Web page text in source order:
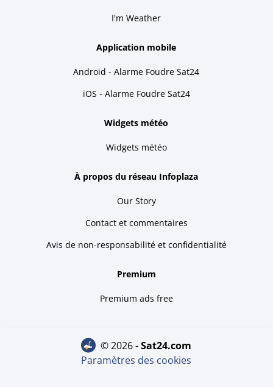
I'm Weather
Application mobile
Android - Alarme Foudre Sat24
iOS - Alarme Foudre Sat24
Widgets météo
Widgets météo
À propos du réseau Infoplaza
Our Story
Contact et commentaires
Avis de non-responsabilité et confidentialité
Premium
Premium ads free
© 2026 - sat24.com
Paramètres des cookies